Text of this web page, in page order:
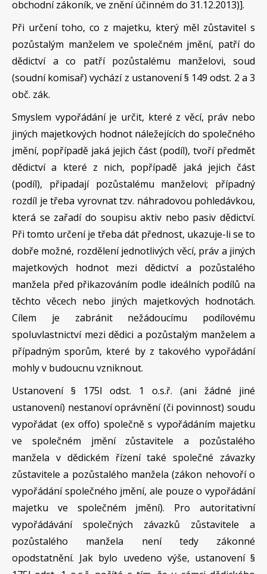
obchodní zákoník, ve znění účinném do 31.12.2013)].
Při určení toho, co z majetku, který měl zůstavitel s
pozůstalým manželem ve společném jmění, patří do
dědictví a co patří pozůstalému manželovi, soud
(soudní komisař) vychází z ustanovení § 149 odst. 2 a 3
obč. zák.
Smyslem vypořádání je určit, které z věcí, práv nebo
jiných majetkových hodnot náležejících do společného
jmění, popřípadě jaká jejich část (podíl), tvoří předmět
dědictví a které z nich, popřípadě jaká jejich část
(podíl), připadají pozůstalému manželovi; případný
rozdíl je třeba vyrovnat tzv. náhradovou pohledávkou,
která se zařadí do soupisu aktiv nebo pasiv dědictví.
Při tomto určení je třeba dát přednost, ukazuje-li se to
dobře možné, rozdělení jednotlivých věcí, práv a jiných
majetkových hodnot mezi dědictví a pozůstalého
manžela před přikazováním podle ideálních podílů na
těchto věcech nebo jiných majetkových hodnotách.
Cílem je zabránit nežádoucímu podílovému
spoluvlastnictví mezi dědici a pozůstalým manželem a
případným sporům, které by z takového vypořádání
mohly v budoucnu vzniknout.
Ustanovení § 175l odst. 1 o.s.ř. (ani žádné jiné
ustanovení) nestanoví oprávnění (či povinnost) soudu
vypořádat (ex offo) společně s vypořádáním majetku
ve společném jmění zůstavitele a pozůstalého
manžela v dědickém řízení také společné závazky
zůstavitele a pozůstalého manžela (zákon nehovoří o
vypořádání společného jmění, ale pouze o vypořádání
majetku ve společném jmění).
Pro autoritativní
vypořádávání společných závazků zůstavitele a
pozůstalého manžela není tedy zákonné
opodstatnění. Jak bylo uvedeno výše, ustanovení §